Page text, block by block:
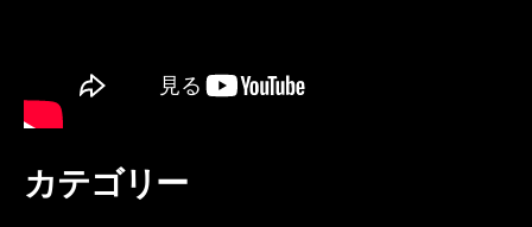
カテゴリー